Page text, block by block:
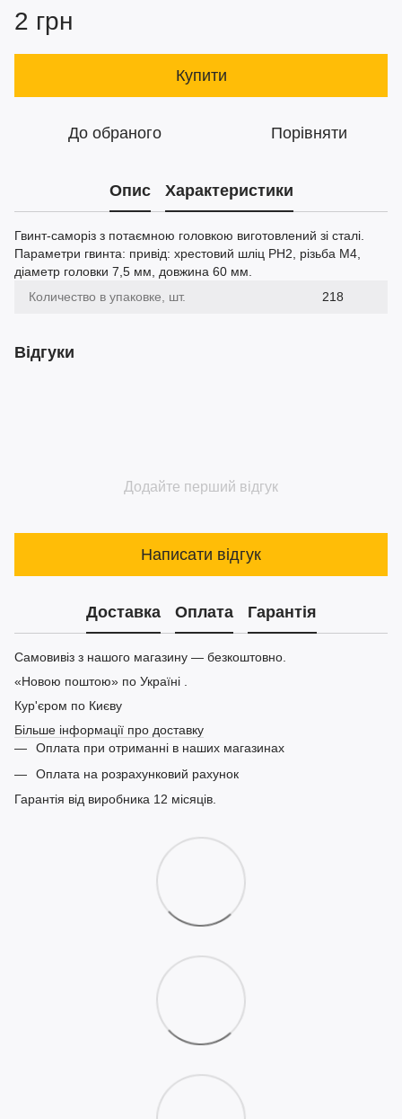
2 грн
Купити
До обраного Порівняти
Опис Характеристики
Гвинт-саморіз з потаємною головкою виготовлений зі сталі.
Параметри гвинта: привід: хрестовий шліц PH2, різьба М4,
діаметр головки 7,5 мм, довжина 60 мм.
Количество в упаковке, шт.
218
Відгуки
Додайте перший відгук
Написати відгук
Доставка Оплата Гарантія
Самовивіз з нашого магазину — безкоштовно.
«Новою поштою» по Україні .
Кур'єром по Києву
Більше інформації про доставку
Оплата при отриманні в наших магазинах
Оплата на розрахунковий рахунок
Гарантія від виробника 12 місяців.